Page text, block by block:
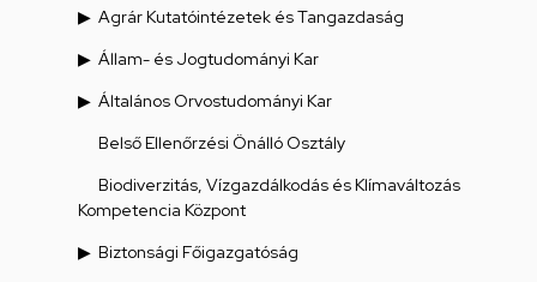
Agrár Kutatóintézetek és Tangazdaság
Állam- és Jogtudományi Kar
Általános Orvostudományi Kar
Belső Ellenőrzési Önálló Osztály
Biodiverzitás, Vízgazdálkodás és Klímaváltozás
Kompetencia Központ
Biztonsági Főigazgatóság